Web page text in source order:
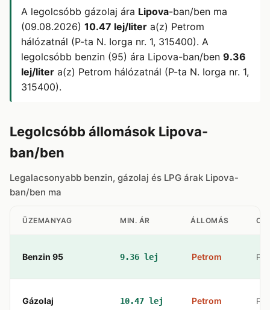
A legolcsóbb gázolaj ára Lipova-ban/ben ma
(09.08.2026) 10.47 lej/liter a(z) Petrom
hálózatnál (P-ta N. Iorga nr. 1, 315400). A
legolcsóbb benzin (95) ára Lipova-ban/ben 9.36
lej/liter a(z) Petrom hálózatnál (P-ta N. Iorga nr. 1,
315400).
Legolcsóbb állomások Lipova-
ban/ben
Legalacsonyabb benzin, gázolaj és LPG árak Lipova-
ban/ben ma
ÜZEMANYAG MIN. ÁR ÁLLOMÁS
Benzin 95 9.36 lej Petrom P-
Gázolaj 10.47 lej Petrom P-